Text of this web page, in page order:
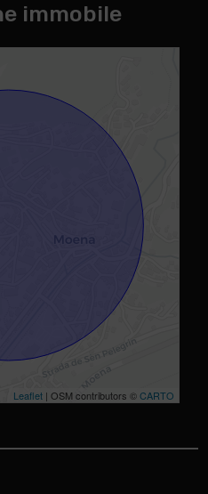
immobile
Leaflet| OSM contributors ©CARTO